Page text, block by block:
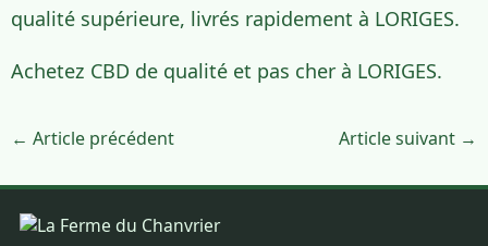
qualité supérieure, livrés rapidement à LORIGES.
Achetez CBD de qualité et pas cher à LORIGES.
← Article précédent Article suivant →